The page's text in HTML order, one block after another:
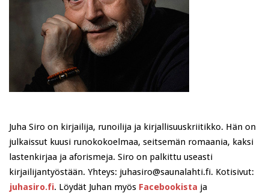
Juha Siro on kirjailija, runoilija ja kirjallisuuskriitikko. Hän on
julkaissut kuusi runokokoelmaa, seitsemän romaania, kaksi
lastenkirjaa ja aforismeja. Siro on palkittu useasti
kirjailijantyöstään. Yhteys: juhasiro@saunalahti.fi. Kotisivut:
juhasiro.fi. Löydät Juhan myös Facebookista ja